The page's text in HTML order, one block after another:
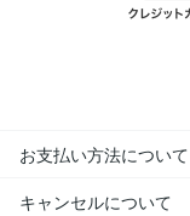
お支払い方法について
キャンセルについて